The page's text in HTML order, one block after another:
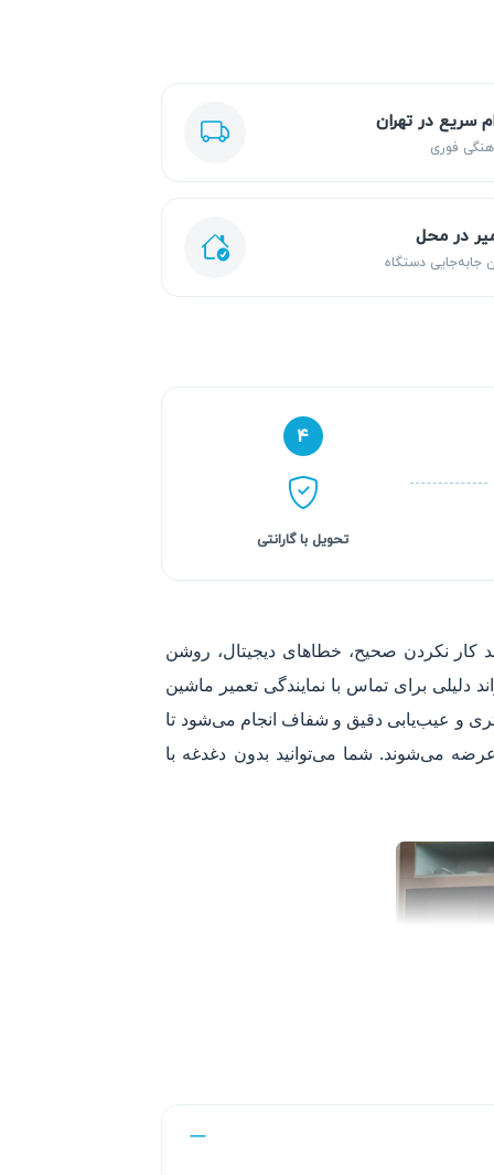
سریع در تهران
فوری
در محل
جابه‌جایی دستگاه
۴
تحویل با گارانتی
کار نکردن صحیح، خطاهای دیجیتال، روشن
برای تماس با نمایندگی تعمیر ماشین
و عیب‌یابی دقیق و شفاف انجام می‌شود تا
کتبی ۹۰ روزه و هزینه مطابق نرخ اتحادیه عرضه می‌شوند. شما می‌توانید بدون دغدغه با